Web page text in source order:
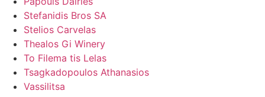
Stefanidis Bros SA
Stelios Carvelas
Thealos Gi Winery
To Filema tis Lelas
Tsagkadopoulos Athanasios
Vassilitsa